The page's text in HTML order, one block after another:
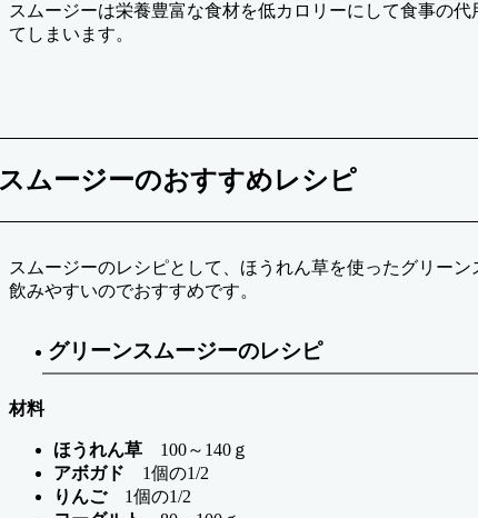
スムージーは栄養豊富な食材を低カロリーにして食事の
てしまいます。
ムージーのおすすめレシピ
スムージーのレシピとして、ほうれん草を使ったグリー
飲みやすいのでおすすめです。
グリーンスムージーのレシピ
材料
ほうれん草 100～140ｇ
アボガド 1個の1/2
りんご1個の1/2